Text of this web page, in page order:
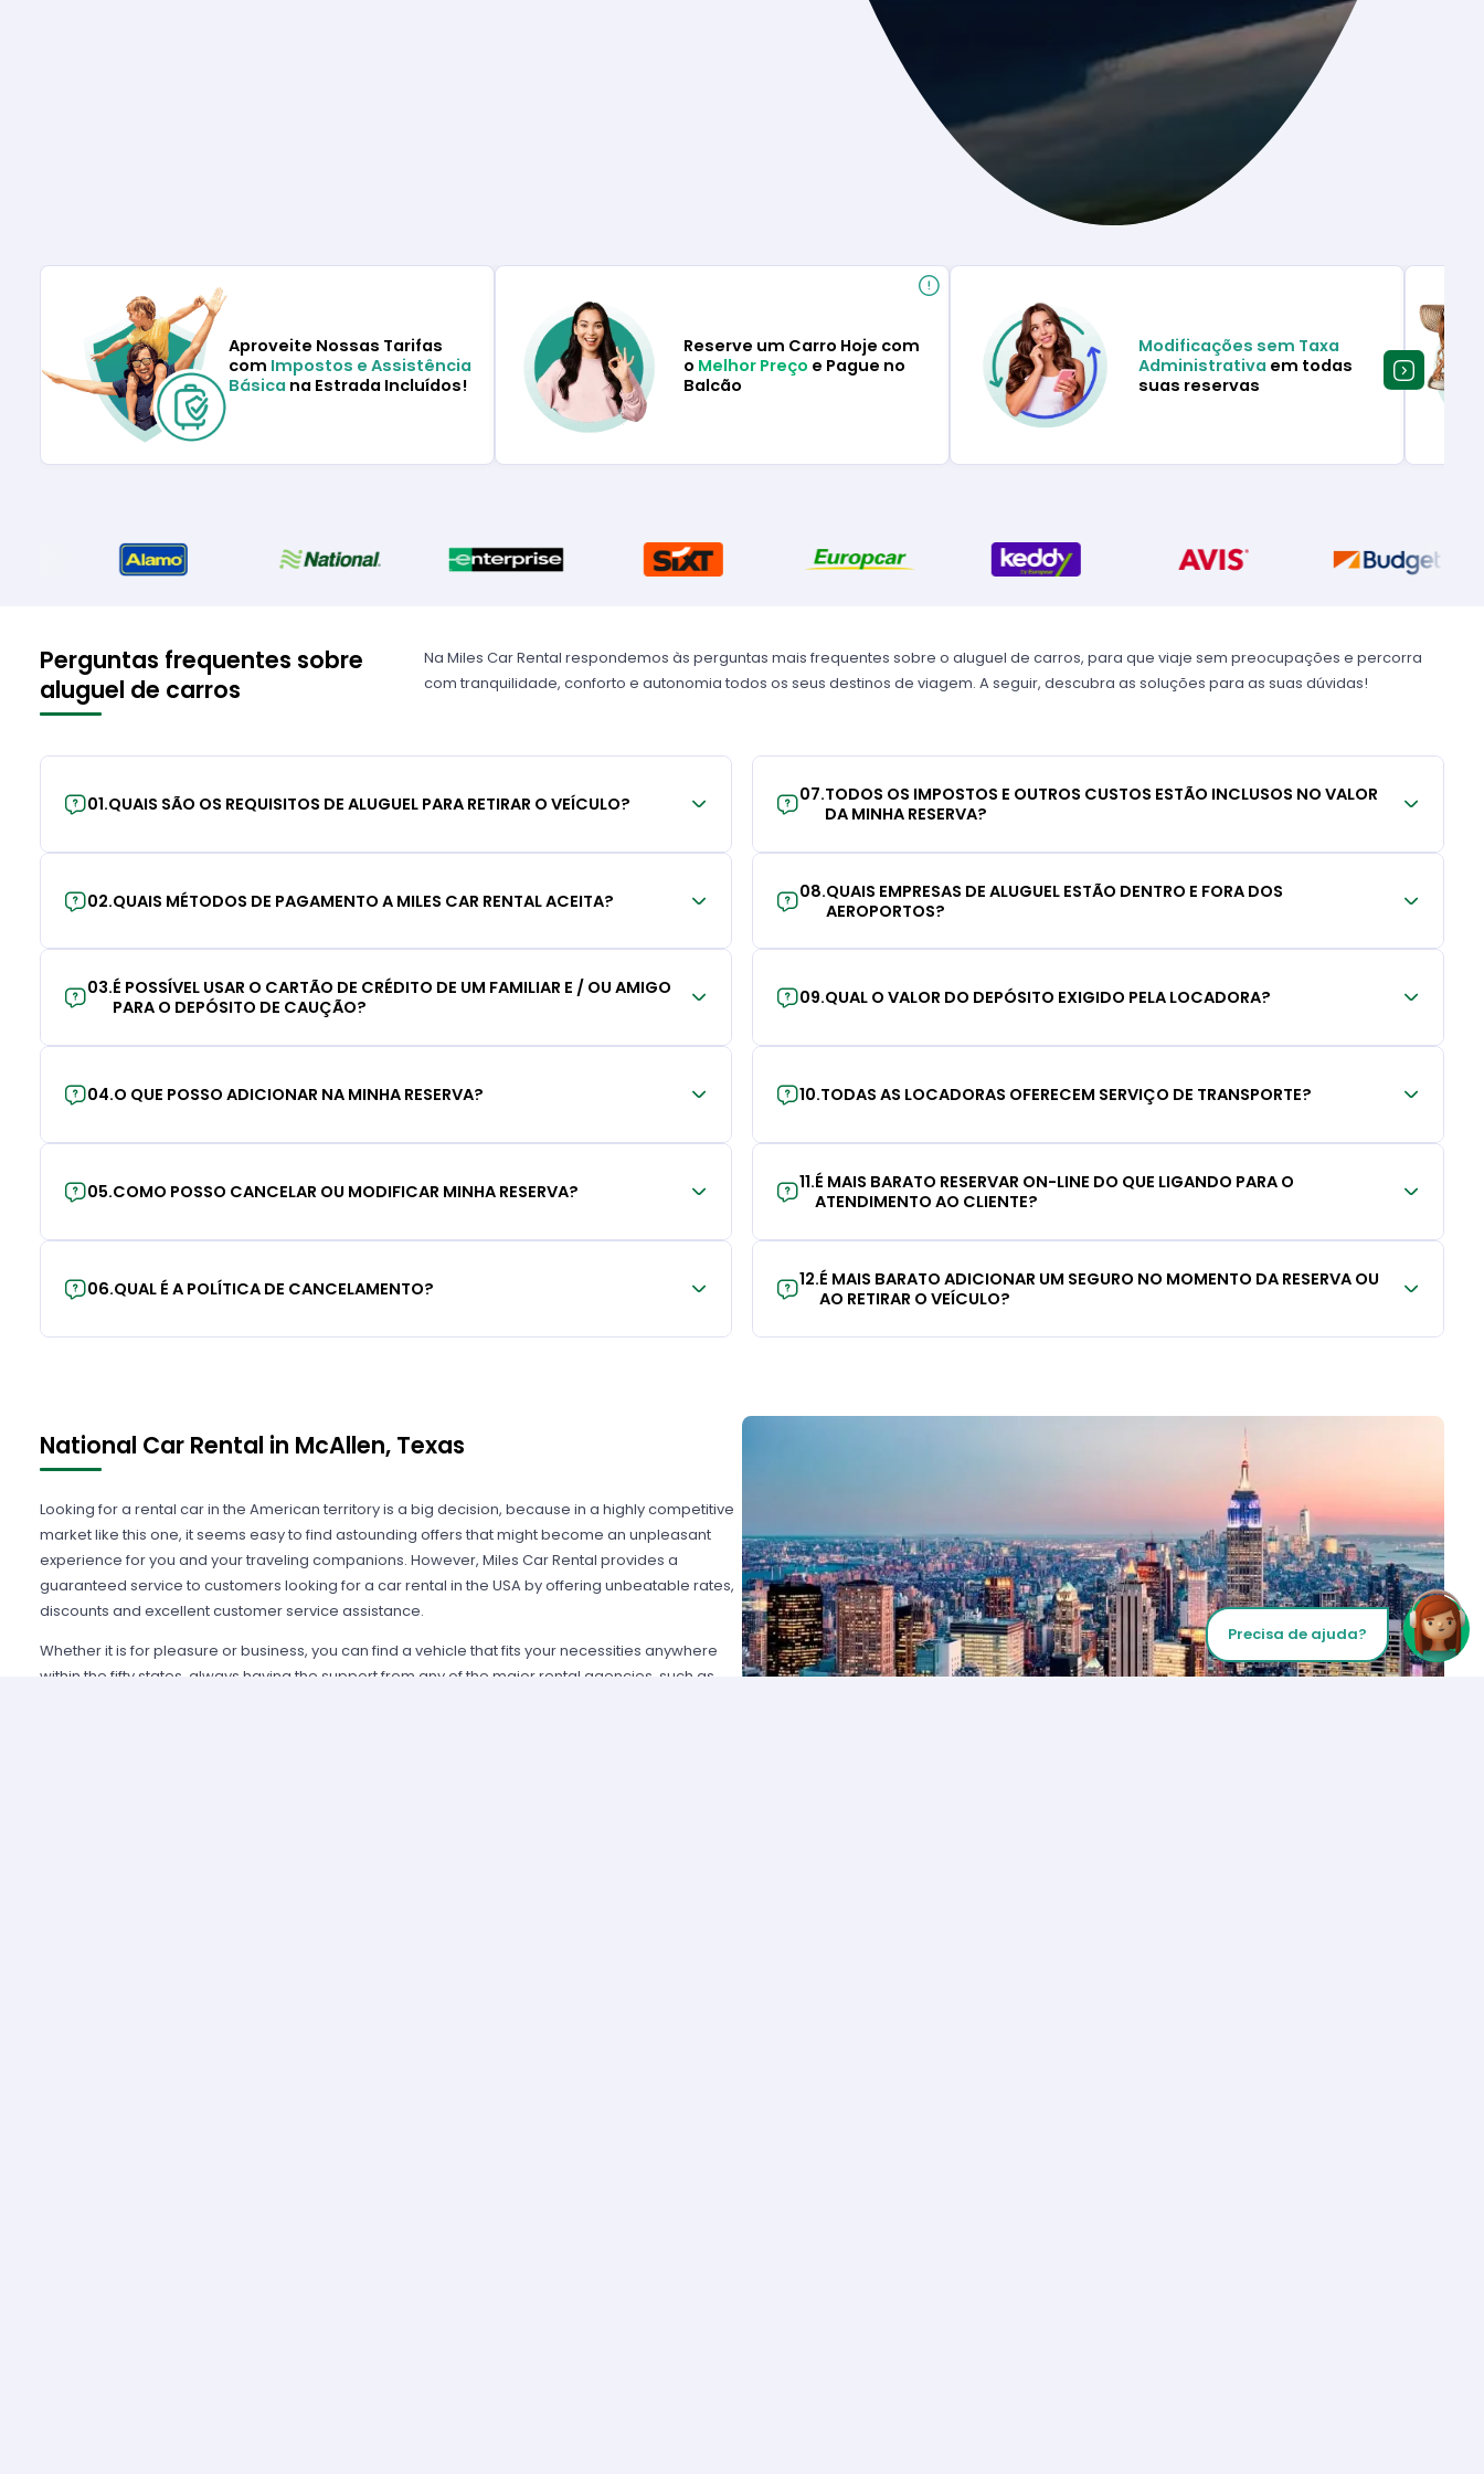
Aproveite Nossas Tarifas
com Impostos e Assistência
Básica na Estrada Incluídos!
Reserve um Carro Hoje com
o Melhor Preço e Pague no
Balcão
Modificações sem Taxa
Administrativa em todas
suas reservas
Perguntas frequentes sobre
aluguel de carros
Na Miles Car Rental respondemos às perguntas mais frequentes sobre o aluguel de carros, para que viaje sem preocupações e percorra
com tranquilidade, conforto e autonomia todos os seus destinos de viagem. A seguir, descubra as soluções para as suas dúvidas!
01.QUAIS SÃO OS REQUISITOS DE ALUGUEL PARA RETIRAR O VEÍCULO?
02.QUAIS MÉTODOS DE PAGAMENTO A MILES CAR RENTAL ACEITA?
03.É POSSÍVEL USAR O CARTÃO DE CRÉDITO DE UM FAMILIAR E / OU AMIGO
PARA O DEPÓSITO DE CAUÇÃO?
04.O QUE POSSO ADICIONAR NA MINHA RESERVA?
05.COMO POSSO CANCELAR OU MODIFICAR MINHA RESERVA?
06.QUAL É A POLÍTICA DE CANCELAMENTO?
07.TODOS OS IMPOSTOS E OUTROS CUSTOS ESTÃO INCLUSOS NO VALOR
DA MINHA RESERVA?
08.QUAIS EMPRESAS DE ALUGUEL ESTÃO DENTRO E FORA DOS
AEROPORTOS?
09.QUAL O VALOR DO DEPÓSITO EXIGIDO PELA LOCADORA?
10.TODAS AS LOCADORAS OFERECEM SERVIÇO DE TRANSPORTE?
11.É MAIS BARATO RESERVAR ON-LINE DO QUE LIGANDO PARA O
ATENDIMENTO AO CLIENTE?
12.É MAIS BARATO ADICIONAR UM SEGURO NO MOMENTO DA RESERVA OU
AO RETIRAR O VEÍCULO?
National Car Rental in McAllen, Texas
Looking for a rental car in the American territory is a big decision, because in a highly competitive
market like this one, it seems easy to find astounding offers that might become an unpleasant
experience for you and your traveling companions. However, Miles Car Rental provides a
guaranteed service to customers looking for a car rental in the USA by offering unbeatable rates,
discounts and excellent customer service assistance.
Whether it is for pleasure or business, you can find a vehicle that fits your necessities anywhere
within the fifty states, always having the support from any of the major rental agencies, such as
Precisa de ajuda?